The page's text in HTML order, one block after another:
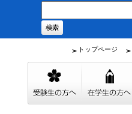
トップページ